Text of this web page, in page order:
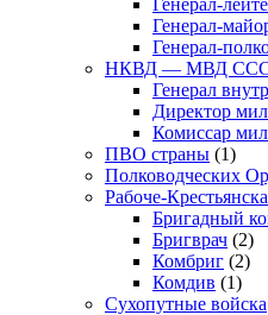
Генерал-
Генерал-
НКВД — МВД
Генерал
Директор
Комиссар
ПВО страны (1)
Полководческих
Рабоче-
Бригадный
Бригврач (2)
Комбриг (2)
Комдив (1)
Сухопутные войска